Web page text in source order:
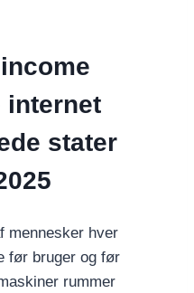
internet
stater
mennesker hver
før bruger og før
rummer